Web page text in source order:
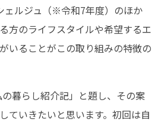
ェルジュ（※令和7年度）のほか
方のライフスタイルや希望するエ
いることがこの取り組みの特徴の
暮らし紹介記」と題し、その案
ていきたいと思います。初回は自